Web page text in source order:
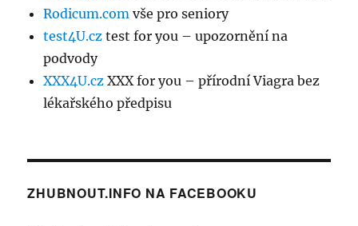
Rodicum.com vše pro seniory
test4U.cz test for you – upozornění na
podvody
XXX4U.cz XXX for you – přírodní Viagra bez
lékařského předpisu
ZHUBNOUT.INFO NA FACEBOOKU